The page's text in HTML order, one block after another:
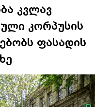
კვლავ
კორპუსის
ფასადის